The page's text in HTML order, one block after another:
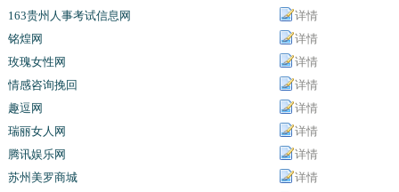
163贵州人事考试信息网
详情
铭煌网
详情
玫瑰女性网
详情
情感咨询挽回
详情
趣逗网
详情
瑞丽女人网
详情
腾讯娱乐网
详情
苏州美罗商城
详情